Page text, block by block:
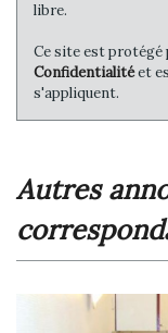
libre.
Ce site est protégé
Confidentialitéet es
s'appliquent.
autres annonces immobilières